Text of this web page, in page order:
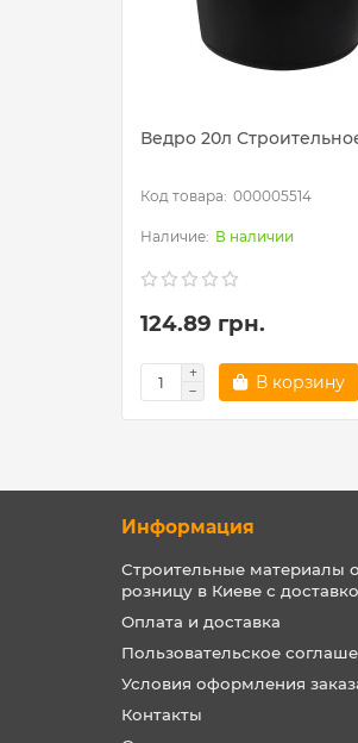
Ведро 20л
000005514
В наличии
124.89 грн.
В корзину
Информация
Строительные материалы
розницу в Киеве с
Оплата и доставка
Пользовательское
Условия оформления
Контакты